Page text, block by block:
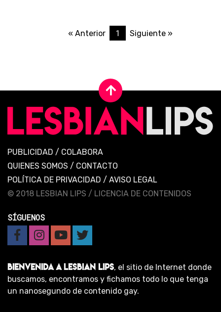
« Anterior 1 Siguiente »
PUBLICIDAD / COLABORA
QUIENES SOMOS / CONTACTO
POLÍTICA DE PRIVACIDAD / AVISO LEGAL
© 2018 LESBIAN LIPS / LICENCIA DE CONTENIDOS
SÍGUENOS
BIENVENIDA A LESBIAN LIPS, el sitio de Internet donde
buscamos, encontramos y fichamos todo lo que tenga
un nanosegundo de contenido gay.